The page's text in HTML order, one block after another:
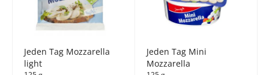
Jeden Tag Mozzarella
light
Jeden Tag Mini
Mozzarella